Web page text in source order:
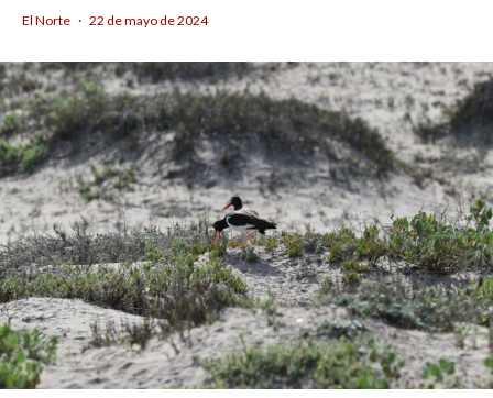
El Norte · 22 de mayo de 2024